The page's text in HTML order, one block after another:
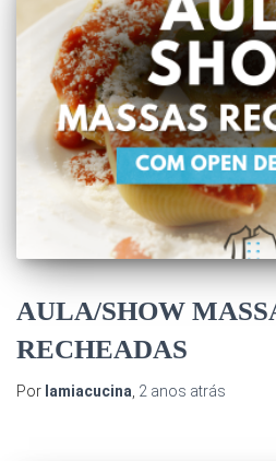
AULA/SHOW
RECHEADAS
Por lamiacucina, 2 anos atrás